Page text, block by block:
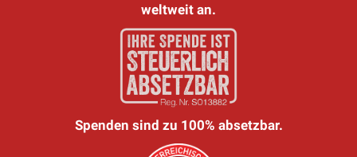
weltweit an.
Spenden sind zu 100% absetzbar.